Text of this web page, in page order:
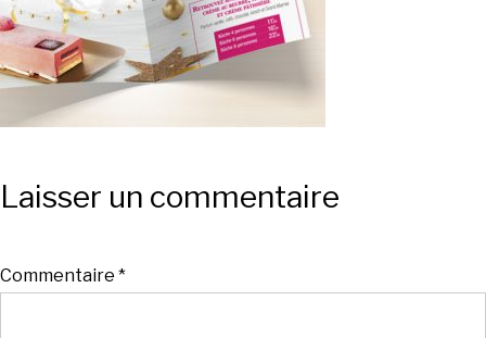
Laisser un commentaire
Commentaire *